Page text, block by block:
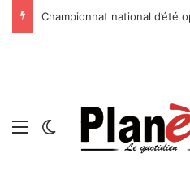
Menu Switch skin